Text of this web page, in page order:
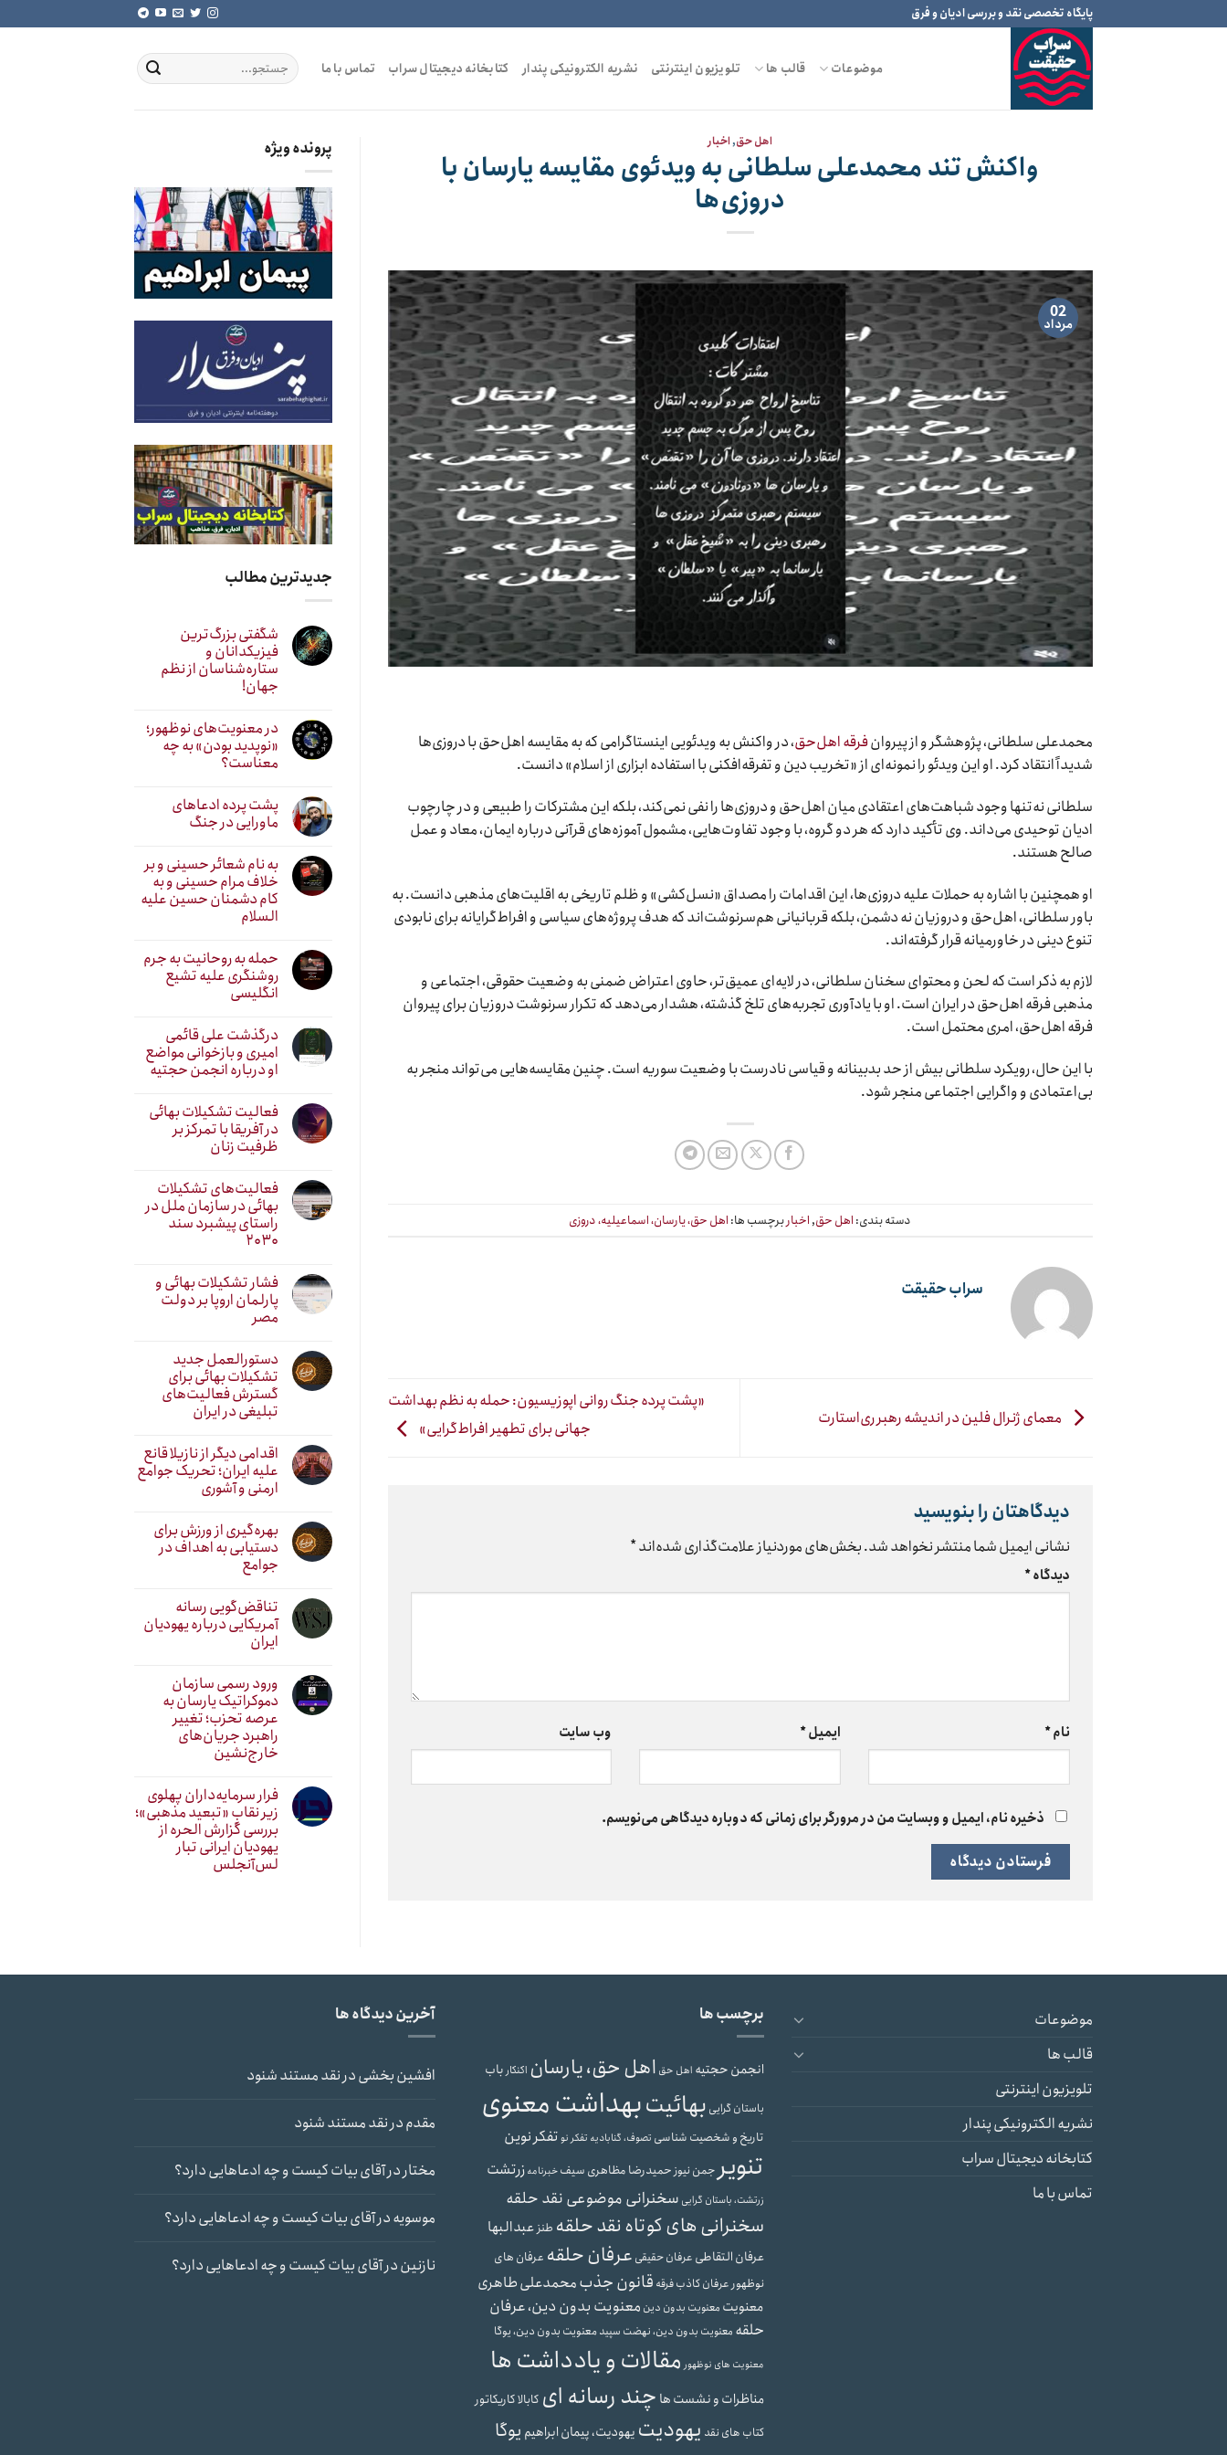
to
پایگاه تخصصی نقد و بررسی ادیان و فرق
موضوعات قالب ها تلویزیون اینترنتی نشریه الکترونیکی پندار کتابخانه دیجیتال سراب تماس با ما
اهل حق,اخبار
واکنش تند محمدعلی سلطانی به ویدئوی مقایسه یارسان با
دروزی‌ها
02
مرداد
محمدعلی سلطانی، پژوهشگر و از پیروانفرقه اهل‌حق، در واکنش به ویدئویی اینستاگرامی که به مقایسه اهل‌حق با دروزی‌ها
شدیداً انتقاد کرد. او این ویدئو را نمونه‌ای از «تخریب دین و تفرقه‌افکنی با استفاده ابزاری از اسلام» دانست.
سلطانی نه‌تنها وجود شباهت‌های اعتقادی میان اهل‌حق و دروزی‌ها را نفی نمی‌کند، بلکه این مشترکات را طبیعی و در چارچوب
ادیان توحیدی می‌داند. وی تأکید دارد که هر دو گروه، با وجود تفاوت‌هایی، مشمول آموزه‌های قرآنی درباره ایمان، معاد و عمل
صالح هستند.
او همچنین با اشاره به حملات علیه دروزی‌ها، این اقدامات را مصداق «نسل‌کشی» و ظلم تاریخی به اقلیت‌های مذهبی دانست. به
باور سلطانی، اهل‌حق و دروزیان نه دشمن، بلکه قربانیانی هم‌سرنوشت‌اند که هدف پروژه‌های سیاسی و افراط‌گرایانه برای نابودی
تنوع دینی در خاورمیانه قرار گرفته‌اند.
لازم به ذکر است که لحن و محتوای سخنان سلطانی، در لایه‌ای عمیق‌تر، حاوی اعتراض ضمنی به وضعیت حقوقی، اجتماعی و
مذهبی فرقه اهل‌حق در ایران است. او با یادآوری تجربه‌های تلخ گذشته، هشدار می‌دهد که تکرار سرنوشت دروزیان برای پیروان
فرقه اهل‌حق، امری محتمل است.
با این حال، رویکرد سلطانی بیش از حد بدبینانه و قیاسی نادرست با وضعیت سوریه است. چنین مقایسه‌هایی می‌تواند منجر به
بی‌اعتمادی و واگرایی اجتماعی منجر شود.
دسته بندی: اهل حق, اخبار برچسب ها: اهل حق، یارسان، اسماعیلیه، دروزی
سراب حقیقت
معمای ژنرال فلین در اندیشه رهبر ری‌استارت
«پشت پرده جنگ روانی اپوزیسیون: حمله به نظم بهداشت
جهانی برای تطهیر افراط‌گرایی»
دیدگاهتان را بنویسید
نشانی ایمیل شما منتشر نخواهد شد.بخش‌های موردنیاز علامت‌گذاری شده‌اند*
دیدگاه*
نام* ایمیل* وب‌ سایت
ذخیره نام، ایمیل و وبسایت من در مرورگر برای زمانی که دوباره دیدگاهی می‌نویسم.
پرونده ویژه
جدیدترین مطالب
شگفتی بزرگ‌ترین
فیزیکدانان و
ستاره‌شناسان از نظم
جهان!
در معنویت‌های نوظهور؛
«نوپدید بودن» به چه
معناست؟
پشت پرده ادعاهای
ماورایی در جنگ
به نام شعائر حسینی و بر
خلاف مرام حسینی و به
کام دشمنان حسین علیه
السلام
حمله به روحانیت به جرم
روشنگری علیه تشیع
انگلیسی
درگذشت علی قائمی
امیری و بازخوانی مواضع
او درباره انجمن حجتیه
فعالیت تشکیلات بهائی
در آفریقا با تمرکز بر
ظرفیت زنان
فعالیت‌های تشکیلات
بهائی در سازمان ملل در
راستای پیشبرد سند
۲۰۳۰
فشار تشکیلات بهائی و
پارلمان اروپا بر دولت
مصر
دستورالعمل جدید
تشکیلات بهائی برای
گسترش فعالیت‌های
تبلیغی در ایران
اقدامی دیگر از نازیلا قانع
علیه ایران؛ تحریک جوامع
ارمنی و آشوری
بهره‌گیری از ورزش برای
دستیابی به اهداف در
جوامع
تناقض‌گویی رسانه
آمریکایی درباره یهودیان
ایران
ورود رسمی سازمان
دموکراتیک یارسان به
عرصه تحزب؛ تغییر
راهبرد جریان‌های
خارج‌نشین
فرار سرمایه‌داران پهلوی
زیر نقابِ «تبعید مذهبی»؛
بررسی گزارش الحره از
یهودیان ایرانی تبار
لس‌آنجلس
موضوعات
قالب ها
تلویزیون اینترنتی
نشریه الکترونیکی پندار
کتابخانه دیجیتال سراب
تماس با ما
برچسب ها
انجمن حجتیه اهل حق اهل حق، یارسان اکنکارباب
باستان گرایی بهائیتبهداشت معنوی
تاریخ و شخصیت شناسی تصوف، گنابادیه تفکر نوتفکر نوین
تنویرجمن نیوزحمیدرضا مظاهری سیفخبرنامهزرتشت
زرتشت، باستان گرایی سخنرانی موضوعی نقد حلقه
سخنرانی های کوتاه نقد حلقه طنزعبدالبها
عرفان التقاطی عرفان حقیقی عرفان حلقه عرفان های
نوظهورعرفان کاذبفرقه قانون جذبمحمدعلی طاهری
معنویت معنویت بدون دین معنویت بدون دین، عرفان
حلقه معنویت بدون دین، نهضت سپیدمعنویت بدون دین، یوگا
معنویت های نوظهور مقالات و یادداشت ها
مناظرات و نشست ها چند رسانه ای کابالاکاریکاتور
کتاب های نقد یهودیت یهودیت، پیمان ابراهیم یوگا
آخرین دیدگاه ها
افشین بخشیدرنقد مستند شنود
مقدمدرنقد مستند شنود
مختاردرآقای بیات کیست و چه ادعاهایی دارد؟
موسویهدرآقای بیات کیست و چه ادعاهایی دارد؟
نازنیندرآقای بیات کیست و چه ادعاهایی دارد؟